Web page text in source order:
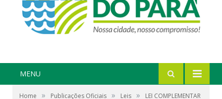
MENU
Home » Publicações Oficiais » Leis »
LEI COMPLEMENTAR